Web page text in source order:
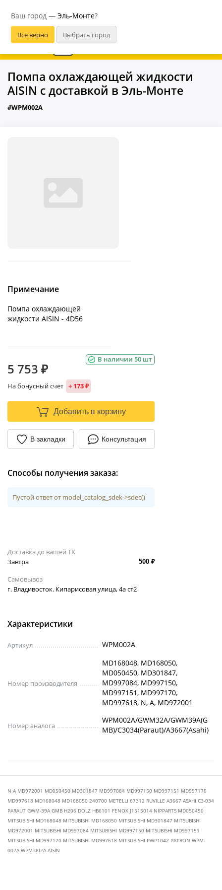
Ваш город — Эль-Монте?
В приложении удобнее
Помпа охлаждающей жидкости
AISIN с доставкой в Эль-Монте
#WPM002A
Примечание
Помпа охлаждающей
жидкости AISIN - 4D56
В наличии 50 шт
5 753 ₽
На бонусный счет + 173 ₽
Добавить в корзину
В закладки Консультация
Способы получения заказа:
Пустой ответ от model_catalog_sdek->sdec()
Доставка до вашей ТК
Завтра
500 ₽
Самовывоз
г. Владивосток. Кипарисовая улица, 4а ст2
Характеристики
Артикул WPM002A
Номер производителя
MD168048, MD168050,
MD050450, MD301847,
MD997084, MD997150,
MD997151, MD997170,
MD997618, N, A, MD972001
Номер аналога
WPM002A/GWM32A/GWM39A(G
MB)/C3034(Paraut)/A3667(Asahi)
N A MD972001 MD050450 MD301847 MD997084 MD997150 MD997151 MD997170
MD997618 MD168048 MD168050 240700 METELLI 67312 RUVILLE A3667 ASAHI C3-034
PARAUT GWM-39A GMB H206 DOLZ HB6101 FENOX J1515014 NIPPARTS MD050450
MITSUBISHI MD168048 MITSUBISHI MD168050 MITSUBISHI MD301847 MITSUBISHI
MD972001 MITSUBISHI MD997084 MITSUBISHI MD997150 MITSUBISHI MD997151
MITSUBISHI MD997170 MITSUBISHI MD997618 MITSUBISHI PWP1042 PATRON WPM-
002A WPM-002A AISIN